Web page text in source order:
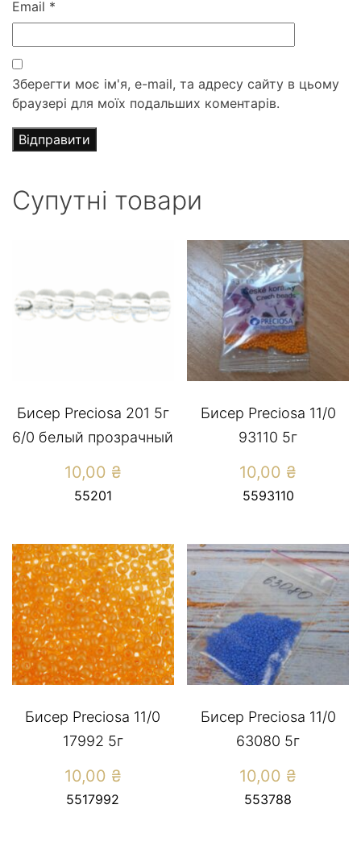
Email *
Зберегти моє ім'я, e-mail, та адресу сайту в цьому
браузері для моїх подальших коментарів.
Супутні товари
Бисер Preciosa 201 5г
6/0 белый прозрачный
10,00 ₴
55201
Бисер Preciosa 11/0
93110 5г
10,00 ₴
5593110
Бисер Preciosa 11/0
17992 5г
10,00 ₴
5517992
Бисер Preciosa 11/0
63080 5г
10,00 ₴
553788